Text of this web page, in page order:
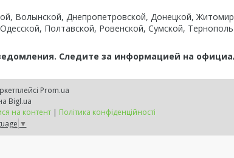
Волынской, Днепропетровской, Донецкой,
Полтавской, Ровенской, Сумской,
Следите за информацией на
Prom.ua
Bigl.ua
на контент | Політика конфіденційності
▼